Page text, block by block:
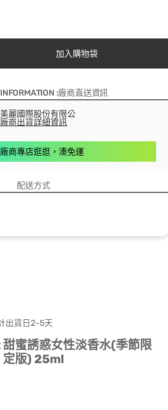
加入購物袋
:廠商直送資訊
麗國際股份有限公
廠商出貨詳細資訊
商專店逛逛，湊免運
配送方式
出貨日2-5天
蜜誘惑女性淡香水(季節限
定版) 25ml